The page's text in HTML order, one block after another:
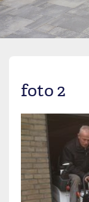
foto 2